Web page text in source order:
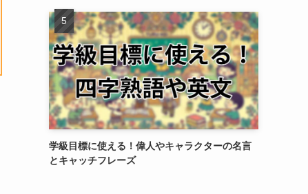
学級目標に使える！偉人やキャラクターの名言
とキャッチフレーズ